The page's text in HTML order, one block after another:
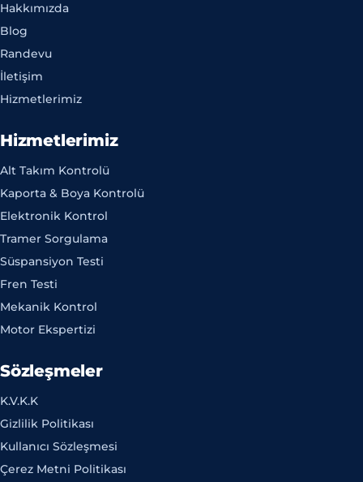
Hakkımızda
Blog
Randevu
İletişim
Hizmetlerimiz
Hizmetlerimiz
Alt Takım Kontrolü
Kaporta & Boya Kontrolü
Elektronik Kontrol
Tramer Sorgulama
Süspansiyon Testi
Fren Testi
Mekanik Kontrol
Motor Ekspertizi
Sözleşmeler
K.V.K.K
Gizlilik Politikası
Kullanıcı Sözleşmesi
Çerez Metni Politikası